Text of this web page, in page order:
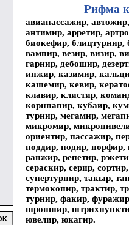
Рифма
авиапассажир,
антимир, арретир,
биокефир, блицтурнир,
вампир, везир, визир,
гарнир, дебошир,
инжир, казимир,
кашемир, кевир,
клавир, клистир,
корнпапир, кубаир,
турнир, мегамир,
микромир,
ориентир, пассажир,
поддир, подир, порфир,
ранжир, репетир,
сераскир, серир,
супертурнир, такыр,
термокопир, трактир,
турнир, факир,
шропшир,
ювелир, юкагир.